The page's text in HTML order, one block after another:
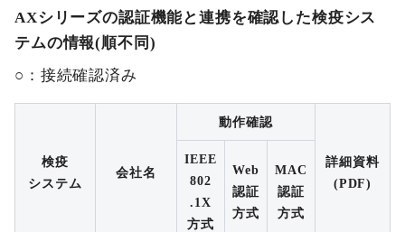
AXシリーズの認証機能と連携を確認した検疫シス
テムの情報(順不同)
○：接続確認済み
検疫
システム
会社名
動作確認
詳細資料
(PDF)
IEEE
802
.1X
方式
Web
認証
方式
MAC
認証
方式